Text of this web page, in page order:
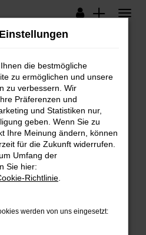
Lagerfahrzeuge
Error
aufgetreten.
die dir helfen können:
und deine
zum Beispiel deine
die bestmögliche
zu ermöglichen und unsere
zu verbessern. Wir
Präferenzen und
und Statistiken nur,
geben. Wenn Sie zu
Ihre Meinung ändern, können
für die Zukunft widerrufen.
Umfang der
Sie hier:
Richtlinie
werden von uns eingesetzt: